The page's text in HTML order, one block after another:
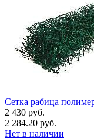
Сетка рабица
2 430 руб.
2 284.20 руб.
Нет в наличии